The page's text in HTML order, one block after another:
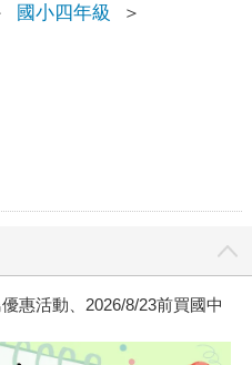
國小四年級
＞
惠活動、2026/8/23前買國中